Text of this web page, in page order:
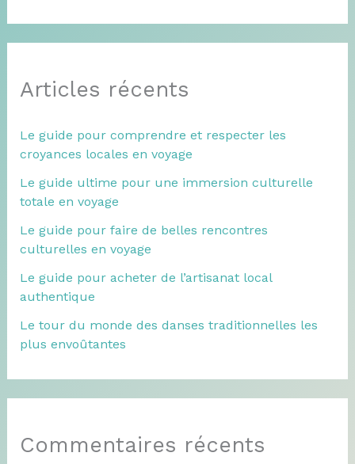
Articles récents
Le guide pour comprendre et respecter les
croyances locales en voyage
Le guide ultime pour une immersion culturelle
totale en voyage
Le guide pour faire de belles rencontres
culturelles en voyage
Le guide pour acheter de l’artisanat local
authentique
Le tour du monde des danses traditionnelles les
plus envoûtantes
Commentaires récents